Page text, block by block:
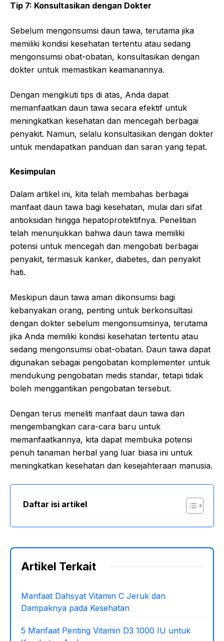
Tip 7: Konsultasikan dengan Dokter
Sebelum mengonsumsi daun tawa, terutama jika
memiliki kondisi kesehatan tertentu atau sedang
mengonsumsi obat-obatan, konsultasikan dengan
dokter untuk memastikan keamanannya.
Dengan mengikuti tips di atas, Anda dapat
memanfaatkan daun tawa secara efektif untuk
meningkatkan kesehatan dan mencegah berbagai
penyakit. Namun, selalu konsultasikan dengan dokter
untuk mendapatkan panduan dan saran yang tepat.
Kesimpulan
Dalam artikel ini, kita telah membahas berbagai
manfaat daun tawa bagi kesehatan, mulai dari sifat
antioksidan hingga hepatoprotektifnya. Penelitian
telah menunjukkan bahwa daun tawa memiliki
potensi untuk mencegah dan mengobati berbagai
penyakit, termasuk kanker, diabetes, dan penyakit
hati.
Meskipun daun tawa aman dikonsumsi bagi
kebanyakan orang, penting untuk berkonsultasi
dengan dokter sebelum mengonsumsinya, terutama
jika Anda memiliki kondisi kesehatan tertentu atau
sedang mengonsumsi obat-obatan. Daun tawa dapat
digunakan sebagai pengobatan komplementer untuk
mendukung pengobatan medis standar, tetapi tidak
boleh menggantikan pengobatan tersebut.
Dengan terus meneliti manfaat daun tawa dan
mengembangkan cara-cara baru untuk
memanfaatkannya, kita dapat membuka potensi
penuh tanaman herbal yang luar biasa ini untuk
meningkatkan kesehatan dan kesejahteraan manusia.
Daftar isi artikel
Artikel Terkait
Manfaat Dahsyat Vitamin C Jeruk dan
Dampaknya pada Kesehatan
5 Manfaat Penting Vitamin D3 1000 IU untuk